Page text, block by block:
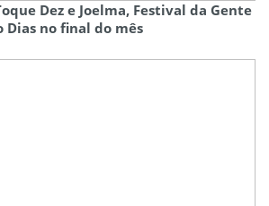
Dez e Joelma, Festival da Gente
no final do mês